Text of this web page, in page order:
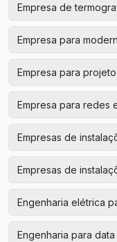
Empresa de
Empresa para
Empresa para
Empresa para redes
Empresas de
Empresas de
Engenharia elétrica
Engenharia para